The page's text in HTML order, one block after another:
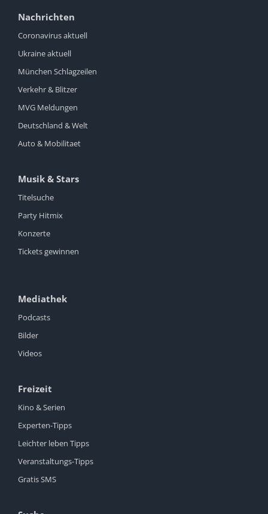
Nachrichten
Coronavirus aktuell
Ukraine aktuell
München Schlagzeilen
Verkehr & Blitzer
MVG Meldungen
Deutschland & Welt
Auto & Mobilitaet
Musik & Stars
Titelsuche
Party Hitmix
Konzerte
Tickets gewinnen
Mediathek
Podcasts
Bilder
Videos
Freizeit
Kino & Serien
Experten-Tipps
Leichter leben Tipps
Veranstaltungs-Tipps
Gratis SMS